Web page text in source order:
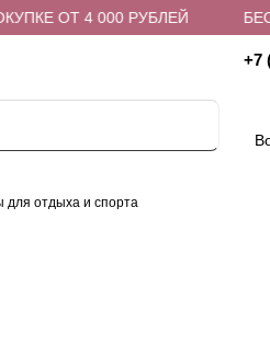
ОТ 4 000 РУБЛЕЙ
+7
для отдыха и спорта